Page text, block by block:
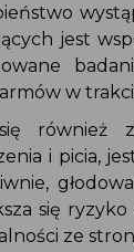
jest
w
się również
i picia,
się
ze